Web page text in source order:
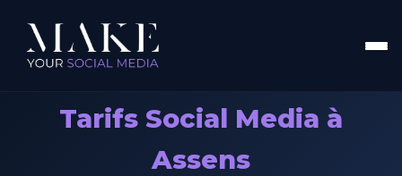
Tarifs Social Media à
Assens